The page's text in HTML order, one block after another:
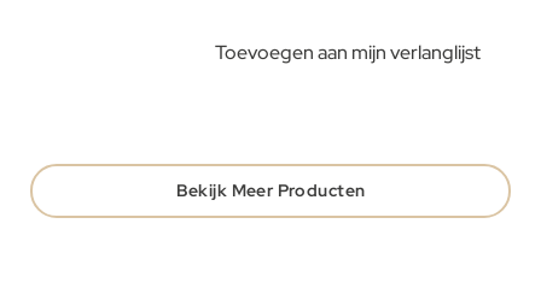
Toevoegen aan mijn verlanglijst
Bekijk Meer Producten